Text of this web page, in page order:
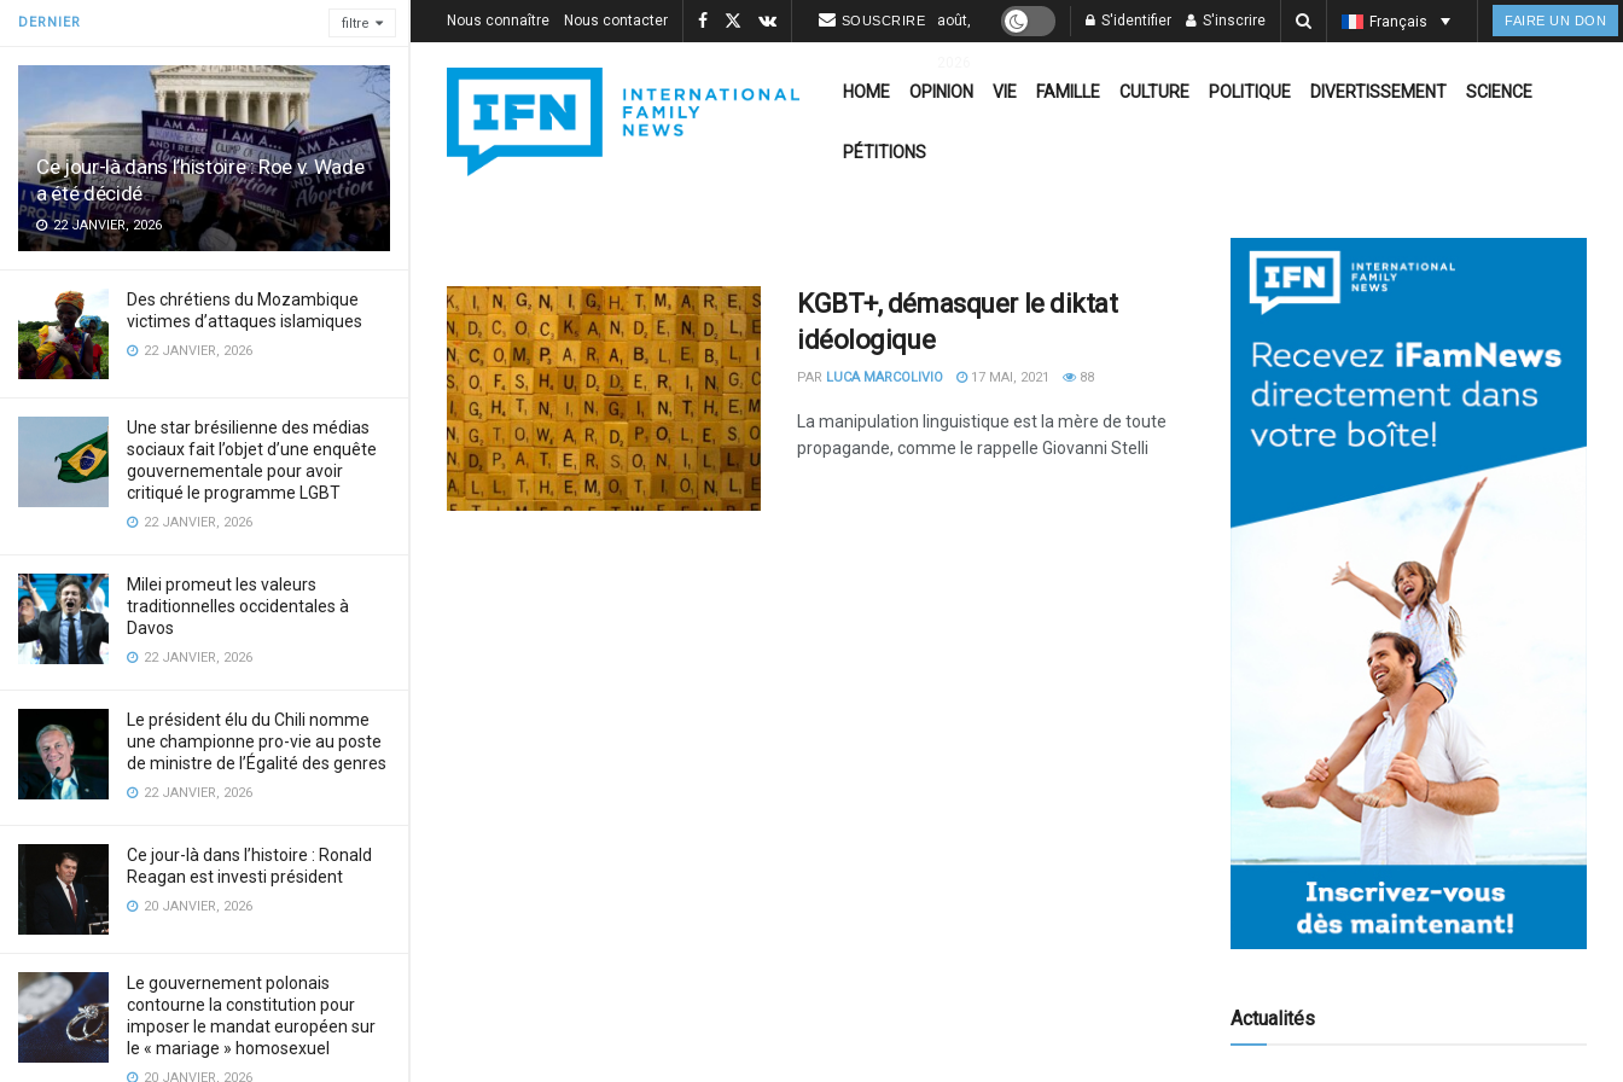
DERNIER filtre
Ce jour-là dans l’histoire : Roe v. Wade
a été décidé
22 JANVIER, 2026
Des chrétiens du Mozambique
victimes d’attaques islamiques
22 JANVIER, 2026
Une star brésilienne des médias
sociaux fait l’objet d’une enquête
gouvernementale pour avoir
critiqué le programme LGBT
22 JANVIER, 2026
Milei promeut les valeurs
traditionnelles occidentales à
Davos
22 JANVIER, 2026
Le président élu du Chili nomme
une championne pro-vie au poste
de ministre de l’Égalité des genres
22 JANVIER, 2026
Ce jour-là dans l’histoire : Ronald
Reagan est investi président
20 JANVIER, 2026
Le gouvernement polonais
contourne la constitution pour
imposer le mandat européen sur
le « mariage » homosexuel
20 JANVIER, 2026
Nous connaître Nous contacter SOUSCRIRE août, S'identifier S'inscrire Français FAIRE UN DON
HOME OPINION VIE FAMILLE CULTURE POLITIQUE DIVERTISSEMENT SCIENCE
PÉTITIONS
KGBT+, démasquer le diktat
idéologique
PAR LUCA MARCOLIVIO 17 MAI, 2021 88
La manipulation linguistique est la mère de toute
propagande, comme le rappelle Giovanni Stelli
Actualités